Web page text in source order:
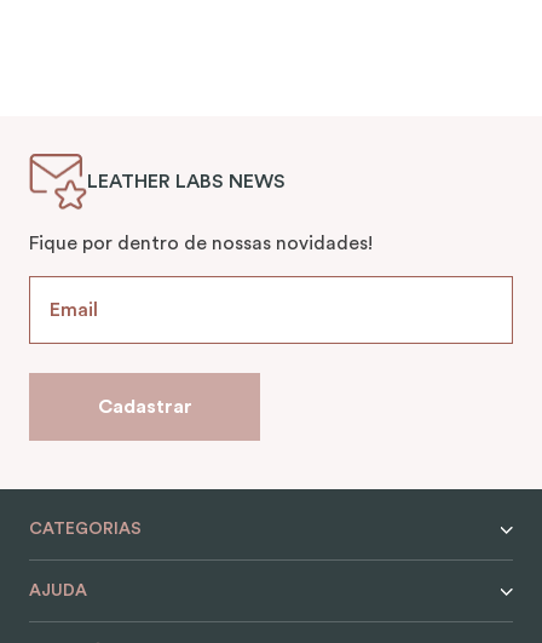
LEATHER LABS NEWS
Fique por dentro de nossas novidades!
Cadastrar
CATEGORIAS
AJUDA